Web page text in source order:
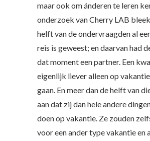
maar ook om ánderen te leren
onderzoek van Cherry LAB
helft van de ondervraagden al
reis is geweest; en daarvan had
dat moment een partner. Een
eigenlijk liever alleen op
gaan. En meer dan de helft van
aan dat zij dan hele andere
doen op vakantie. Ze zouden
voor een ander type vakantie en